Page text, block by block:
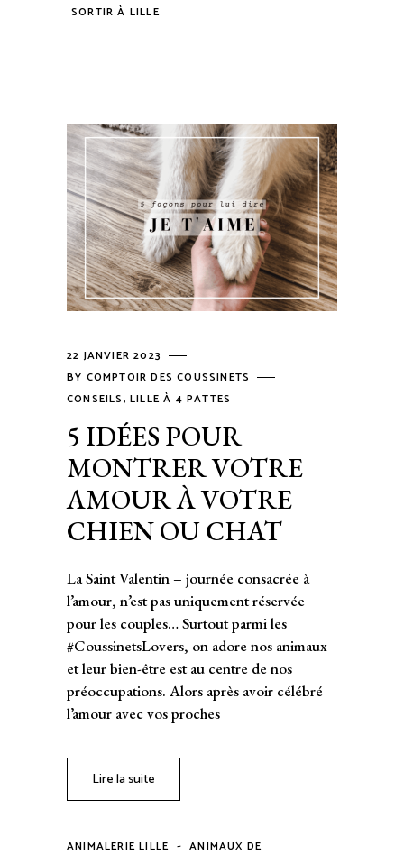
SORTIR À LILLE
22 JANVIER 2023
BY COMPTOIR DES COUSSINETS
CONSEILS,LILLE À 4 PATTES
5 IDÉES POUR
MONTRER VOTRE
AMOUR À VOTRE
CHIEN OU CHAT
La Saint Valentin – journée consacrée à
l’amour, n’est pas uniquement réservée
pour les couples… Surtout parmi les
#CoussinetsLovers, on adore nos animaux
et leur bien-être est au centre de nos
préoccupations. Alors après avoir célébré
l’amour avec vos proches
Lire la suite
ANIMALERIE LILLE - ANIMAUX DE